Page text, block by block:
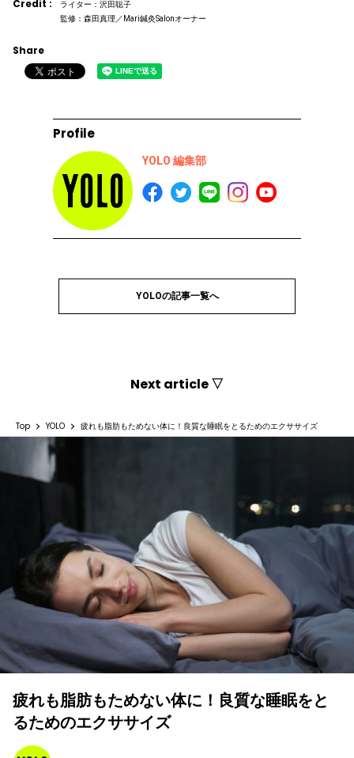
Credit :
ライター：沢田聡子
監修：森田真理／Mari鍼灸Salonオーナー
Share
Profile
YOLO 編集部
YOLOの記事一覧へ
Next article ▽
Top YOLO 疲れも脂肪もためない体に！良質な睡眠をとるためのエクササイズ
疲れも脂肪もためない体に！良質な睡眠をと
るためのエクササイズ